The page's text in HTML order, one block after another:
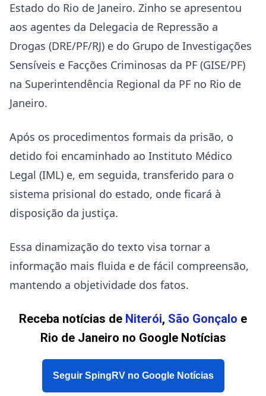
Estado do Rio de Janeiro. Zinho se apresentou
aos agentes da Delegacia de Repressão a
Drogas (DRE/PF/RJ) e do Grupo de Investigações
Sensíveis e Facções Criminosas da PF (GISE/PF)
na Superintendência Regional da PF no Rio de
Janeiro.
Após os procedimentos formais da prisão, o
detido foi encaminhado ao Instituto Médico
Legal (IML) e, em seguida, transferido para o
sistema prisional do estado, onde ficará à
disposição da justiça.
Essa dinamização do texto visa tornar a
informação mais fluida e de fácil compreensão,
mantendo a objetividade dos fatos.
Receba notícias de Niterói, São Gonçalo e
Rio de Janeiro no Google Notícias
Seguir SpingRV no Google Notícias